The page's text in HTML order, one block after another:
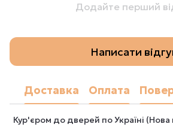
Додайте перший
Написати
Доставка Оплата
Кур'єром до дверей по Україні